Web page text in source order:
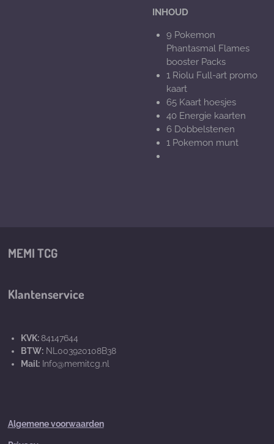
INHOUD
9 Pokemon
Phantasmal Flames
booster Packs
1 Riolu Full-art promo
kaart
65 Kaart hoesjes
40 Energie kaarten
6 Dobbelstenen
1 Pokemon munt
MEMI TCG
Klantenservice
KVK:84147644
BTW: NL003920108B38
Mail:Info@memitcg.nl
Algemene voorwaarden